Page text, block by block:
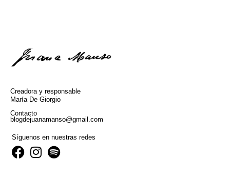
Creadora y responsable
María De Giorgio
Contacto
blogdejuanamanso@gmail.com
Síguenos en nuestras redes